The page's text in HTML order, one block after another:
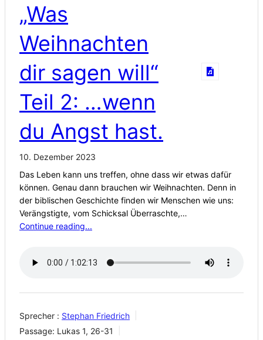
„Was
Weihnachten
dir sagen will“
Teil 2: …wenn
du Angst hast.
10. Dezember 2023
Das Leben kann uns treffen, ohne dass wir etwas dafür
können. Genau dann brauchen wir Weihnachten. Denn in
der biblischen Geschichte finden wir Menschen wie uns:
Verängstigte, vom Schicksal Überraschte,…
Continue reading...
Sprecher : Stephan Friedrich
Passage: Lukas 1, 26-31